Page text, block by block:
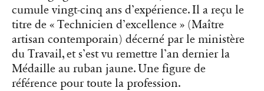
cumule vingt-cinq ans d’expérience. Il a reçu le
titre de « Technicien d’excellence » (Maître
artisan contemporain) décerné par le ministère
du Travail, et s’est vu remettre l’an dernier la
Médaille au ruban jaune. Une figure de
référence pour toute la profession.